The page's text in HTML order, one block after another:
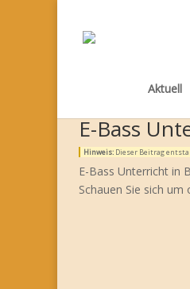
Aktuell
E-Bass
Hinweis: Dieser Beitrag
E-Bass Unterricht in
Schauen Sie sich